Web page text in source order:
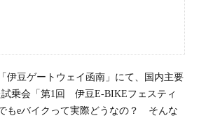
伊豆ゲートウェイ函南」にて、国内主要
試乗会「第1回 伊豆E-BIKEフェスティ
もeバイクって実際どうなの？ そんな